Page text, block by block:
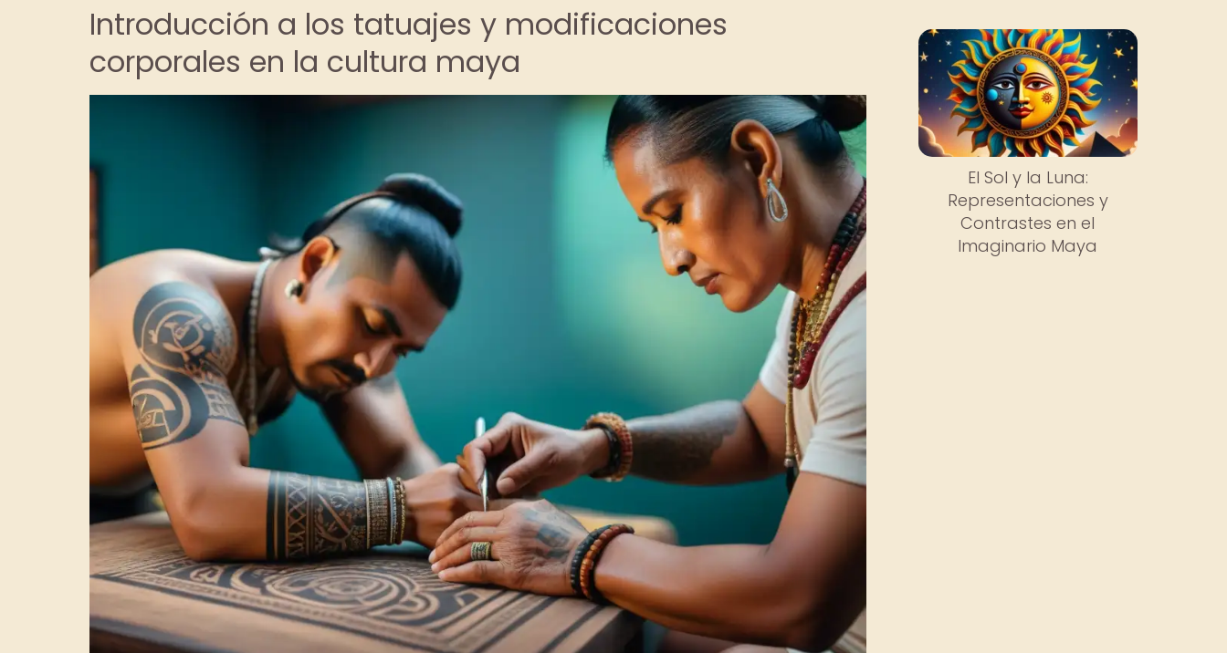
Introducción a los tatuajes y modificaciones
corporales en la cultura maya
El Sol y la Luna:
Representaciones y
Contrastes en el
Imaginario Maya